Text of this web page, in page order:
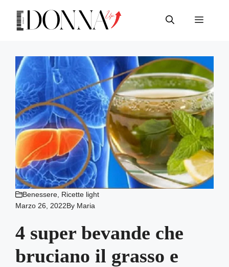
contenuto
Menu
Benessere Ricette light
Marzo 26, 2022By Maria
4 super bevande che
bruciano il grasso e